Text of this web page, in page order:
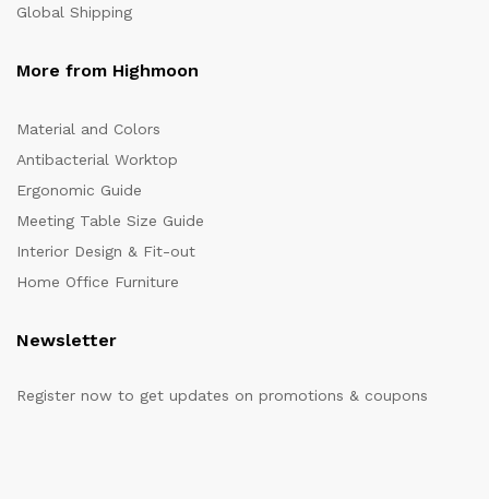
Global Shipping
More from Highmoon
Material and Colors
Antibacterial Worktop
Ergonomic Guide
Meeting Table Size Guide
Interior Design & Fit-out
Home Office Furniture
Newsletter
Register now to get updates on promotions & coupons